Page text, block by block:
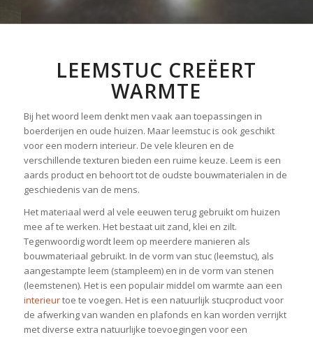
LEEMSTUC CREËERT
WARMTE
Bij het woord leem denkt men vaak aan toepassingen in
boerderijen en oude huizen. Maar leemstuc is ook geschikt
voor een modern interieur. De vele kleuren en de
verschillende texturen bieden een ruime keuze. Leem is een
aards product en behoort tot de oudste bouwmaterialen in de
geschiedenis van de mens.
Het materiaal werd al vele eeuwen terug gebruikt om huizen
mee af te werken. Het bestaat uit zand, klei en zilt.
Tegenwoordig wordt leem op meerdere manieren als
bouwmateriaal gebruikt. In de vorm van stuc (leemstuc), als
aangestampte leem (stampleem) en in de vorm van stenen
(leemstenen). Het is een populair middel om warmte aan een
interieurtoe te voegen. Het is een natuurlijk stucproduct voor
de afwerking van wanden en plafonds en kan worden verrijkt
met diverse extra natuurlijke toevoegingen voor een